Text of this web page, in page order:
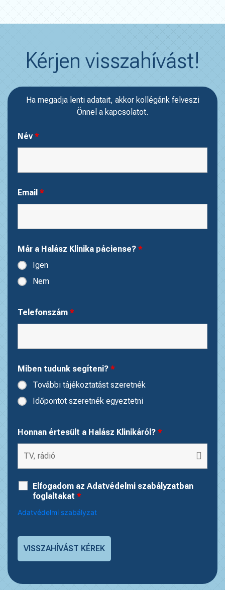
Kérjen visszahívást!
Ha megadja lenti adatait, akkor kollégánk felveszi
Önnel a kapcsolatot.
Név *
Email *
Már a Halász Klinika páciense? *
Igen
Nem
Telefonszám *
Miben tudunk segíteni? *
További tájékoztatást szeretnék
Időpontot szeretnék egyeztetni
Honnan értesült a Halász Klinikáról? *
Elfogadom az Adatvédelmi szabályzatban
foglaltakat *
Adatvédelmi szabályzat